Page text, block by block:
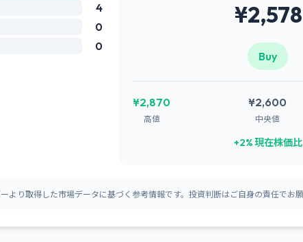
4
0
0
¥2,578
Buy
¥2,870
高値
¥2,600
中央値
+2% 現在株価比
より取得した市場データに基づく参考情報です。投資判断はご自身の責任でお願